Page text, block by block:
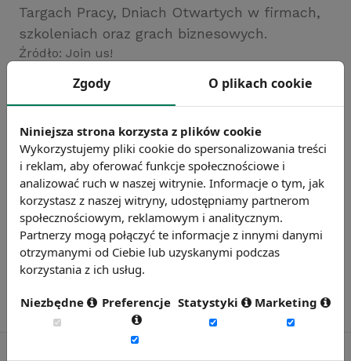
Targach Pracy, Dniach Otwartych w firmach,
szkoleniach oraz grach biznesowych.
Źródło: Join us!
Chcesz wiedzieć więcej?
Zgody O plikach cookie
Niniejsza strona korzysta z plików cookie
Wykorzystujemy pliki cookie do spersonalizowania treści
i reklam, aby oferować funkcje społecznościowe i
analizować ruch w naszej witrynie. Informacje o tym, jak
korzystasz z naszej witryny, udostępniamy partnerom
społecznościowym, reklamowym i analitycznym.
Partnerzy mogą połączyć te informacje z innymi danymi
otrzymanymi od Ciebie lub uzyskanymi podczas
korzystania z ich usług.
Niezbędne Preferencje Statystyki Marketing